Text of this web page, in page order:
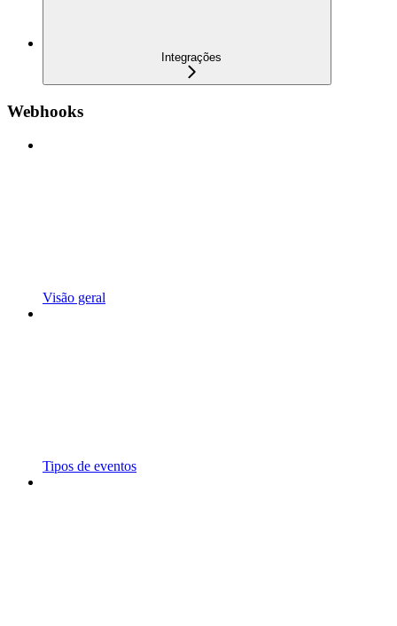
Integrações
Webhooks
Visão geral
Tipos de eventos